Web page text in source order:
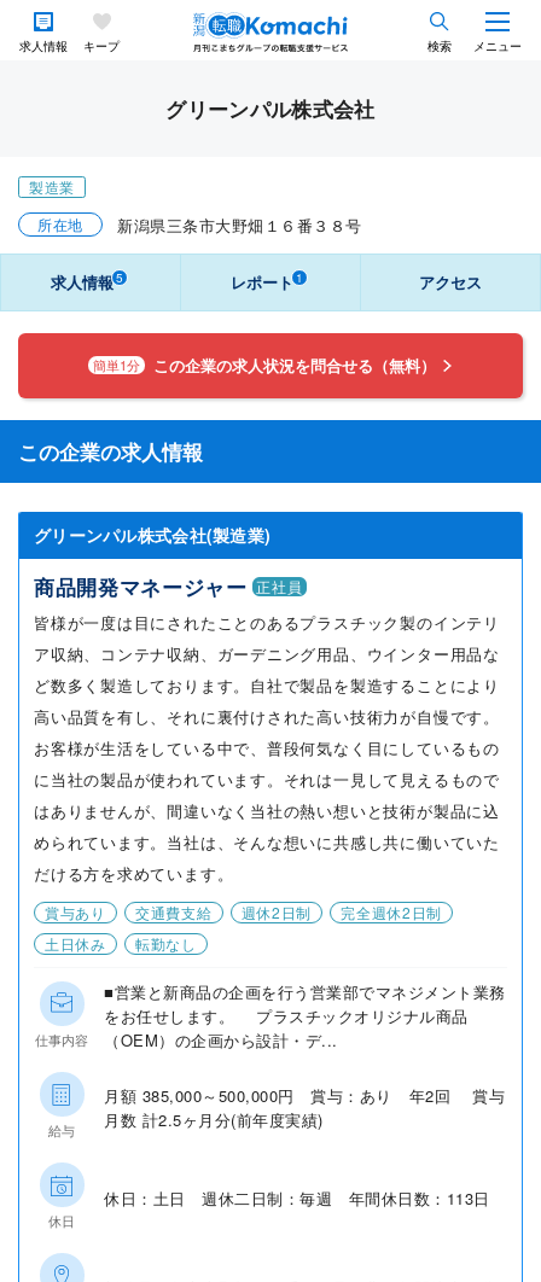
求人情報 キープ 検索 メニュー
グリーンパル株式会社
製造業
所在地
新潟県三条市大野畑１６番３８号
求人情報5 レポート1 アクセス
簡単1分 この企業の求人状況を問合せる（無料）
この企業の求人情報
グリーンパル株式会社(製造業)
商品開発マネージャー 正社員
皆様が一度は目にされたことのあるプラスチック製のインテリ
ア収納、コンテナ収納、ガーデニング用品、ウインター用品な
ど数多く製造しております。自社で製品を製造することにより
高い品質を有し、それに裏付けされた高い技術力が自慢です。
お客様が生活をしている中で、普段何気なく目にしているもの
に当社の製品が使われています。それは一見して見えるもので
はありませんが、間違いなく当社の熱い想いと技術が製品に込
められています。当社は、そんな想いに共感し共に働いていた
だける方を求めています。
賞与あり 交通費支給 週休2日制
完全週休2日制
土日休み
転勤なし
仕事内容
■営業と新商品の企画を行う営業部でマネジメント業務
をお任せします。 プラスチックオリジナル商品
（OEM）の企画から設計・デ...
給与
月額 385,000～500,000円 賞与：あり 年2回 賞与
月数 計2.5ヶ月分(前年度実績)
休日
休日：土日 週休二日制：毎週 年間休日数：113日